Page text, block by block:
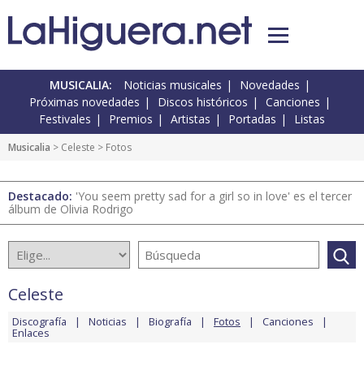
MUSICALIA: Noticias musicales
Novedades
Próximas novedades
Discos históricos
Canciones
Festivales
Premios Artistas Portadas Listas
Musicalia > Celeste > Fotos
Destacado: 'You seem pretty sad for a girl so in love' es el tercer
álbum de Olivia Rodrigo
Celeste
Discografía Noticias Biografía Fotos Canciones
Enlaces